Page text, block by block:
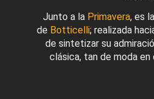
Junto a la Primavera, es
de Botticelli; realizada
de sintetizar su
clásica, tan de moda